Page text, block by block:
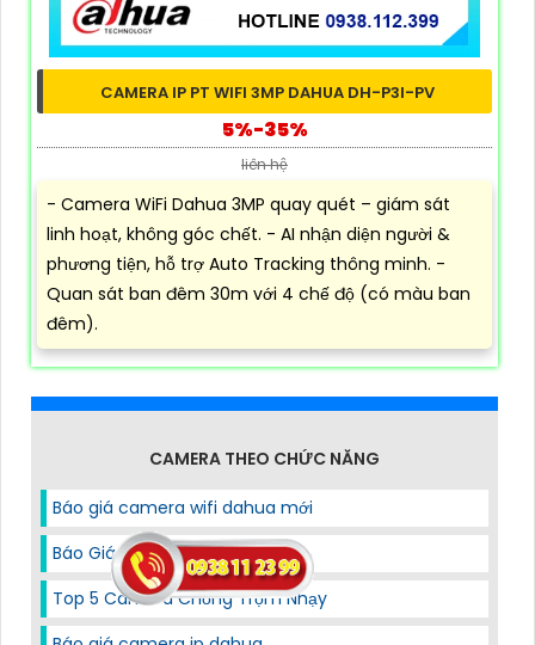
CAMERA IP PT WIFI 3MP DAHUA DH-P3I-PV
5%-35%
liên hệ
- Camera WiFi Dahua 3MP quay quét – giám sát
linh hoạt, không góc chết. - AI nhận diện người &
phương tiện, hỗ trợ Auto Tracking thông minh. -
Quan sát ban đêm 30m với 4 chế độ (có màu ban
đêm).
CAMERA THEO CHỨC NĂNG
Báo giá camera wifi dahua mới
Báo Giá Camera Dahua
Top 5 Camera Chống Trộm Nhạy